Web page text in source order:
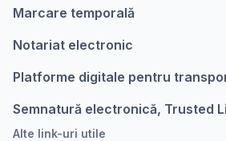
Marcare temporalǎ
Notariat electronic
Platforme digitale pentru
Semnatură electronică, Trusted
Alte link-uri utile